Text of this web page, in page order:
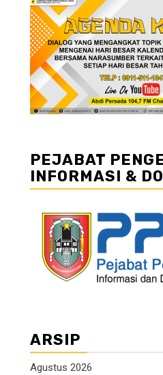
PEJABAT
INFORMASI &
ARSIP
Agustus 2026